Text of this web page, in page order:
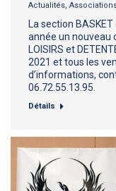
Actualités,
La section
année un nouveau
LOISIRS et
2021 et tous les
d’informations,
06.72.55.13.95.
Détails